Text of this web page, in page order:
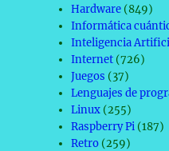
Hardware(849)
Informática
Inteligencia
Internet(726)
Juegos (37)
Lenguajes de
Linux(255)
Raspberry Pi(187)
Retro(259)